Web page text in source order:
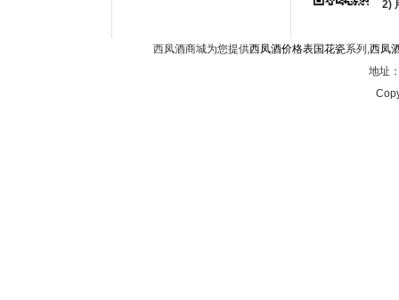
2)
西凤酒商城为您提供西凤酒价格表国花瓷系列,西凤
地址